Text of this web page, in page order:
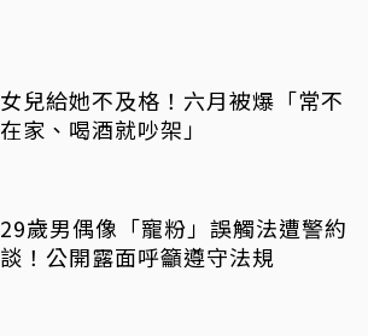
女兒給她不及格！六月被爆「常不
在家、喝酒就吵架」
29歲男偶像「寵粉」誤觸法遭警約
談！公開露面呼籲遵守法規